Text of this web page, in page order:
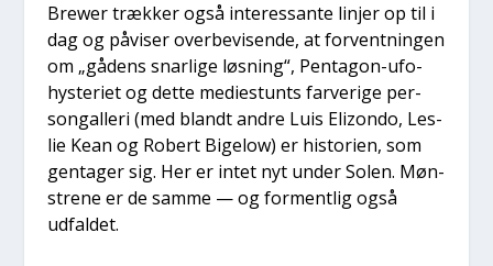
Brewer træk­ker også inter­es­san­te linjer op til i
dag og påvi­ser over­be­vi­sen­de, at for­vent­nin­gen
om „gådens snar­li­ge løs­ning“, Pen­ta­gon-ufo-
hyste­ri­et og det­te medi­estunts far­ve­ri­ge per­
son­gal­le­ri (med blandt andre Luis Elizon­do, Les­
lie Kean og Robert Bige­low) er histo­ri­en, som
gen­ta­ger sig. Her er intet nyt under Solen. Møn­
stre­ne er de sam­me — og for­ment­lig også
udfal­det.